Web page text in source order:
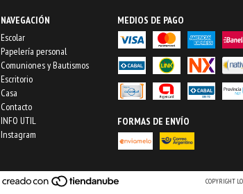
NAVEGACIÓN
Escolar
Papelería personal
Comuniones y Bautismos
Escritorio
Casa
Contacto
INFO UTIL
Instagram
MEDIOS DE PAGO
FORMAS DE ENVÍO
COPYRIGHT